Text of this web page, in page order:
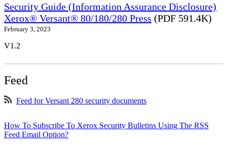
Security Guide (Information Assurance Disclosure)
Xerox® Versant® 80/180/280 Press (PDF 591.4K)
February 3, 2023
V1.2
Feed
Feed for Versant 280 security documents
How To Subscribe To Xerox Security Bulletins Using The RSS
Feed Email Option?